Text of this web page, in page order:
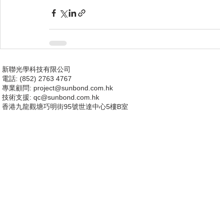
新聯光學科技有限公司
電話: (852) 2763 4767
專業顧問: project@sunbond.com.hk
技術支援: qc@sunbond.com.hk
香港九龍觀塘巧明街95號世達中心5樓B室